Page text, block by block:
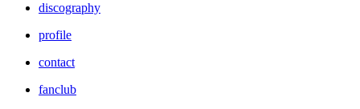
discography
profile
contact
fanclub